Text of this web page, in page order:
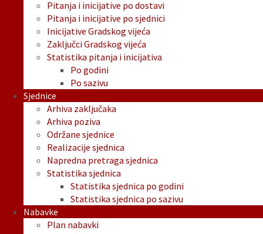
Pitanja i inicijative po dostavi
Pitanja i inicijative po sjednici
Inicijative Gradskog vijeća
Zaključci Gradskog vijeća
Statistika pitanja i inicijativa
Po godini
Po sazivu
Sjednice
Arhiva zaključaka
Arhiva poziva
Održane sjednice
Realizacije sjednica
Napredna pretraga sjednica
Statistika sjednica
Statistika sjednica po godini
Statistika sjednica po sazivu
Nabavke
Plan nabavki